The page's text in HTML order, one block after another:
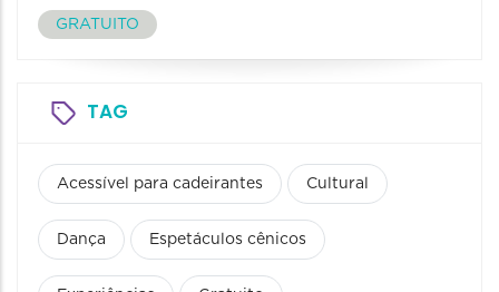
GRATUITO
TAG
Acessível para cadeirantes Cultural
Dança Espetáculos cênicos